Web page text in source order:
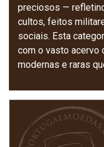
preciosos —
cultos, feitos
sociais. Esta
com o vasto acervo
modernas e raras